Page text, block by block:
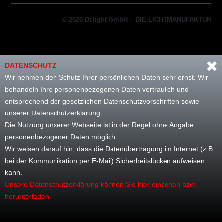
DATENSCHUTZ
Wir nehmen den Schutz Ihrer persönlichen Daten sehr ernst. Wir
behandeln Ihre personenbezogenen Daten vertraulich und
entsprechend der gesetzlichen Datenschutzvorschriften sowie
unserer Datenschutzerklärung.
Die Nutzung unserer Webseite ist in der Regel ohne Angabe
personenbezogener Daten möglich.
Wir weisen darauf hin, dass die Datenübertragung im Internet (z.B.
bei der Kommunikation per E-Mail) Sicherheitslücken aufweisen
kann.
Unsere Datenschutzerklärung können Sie hier einsehen bzw.
herunterladen.
© 2020 Delight GmbH – DIE LICHTMANUFAKTUR